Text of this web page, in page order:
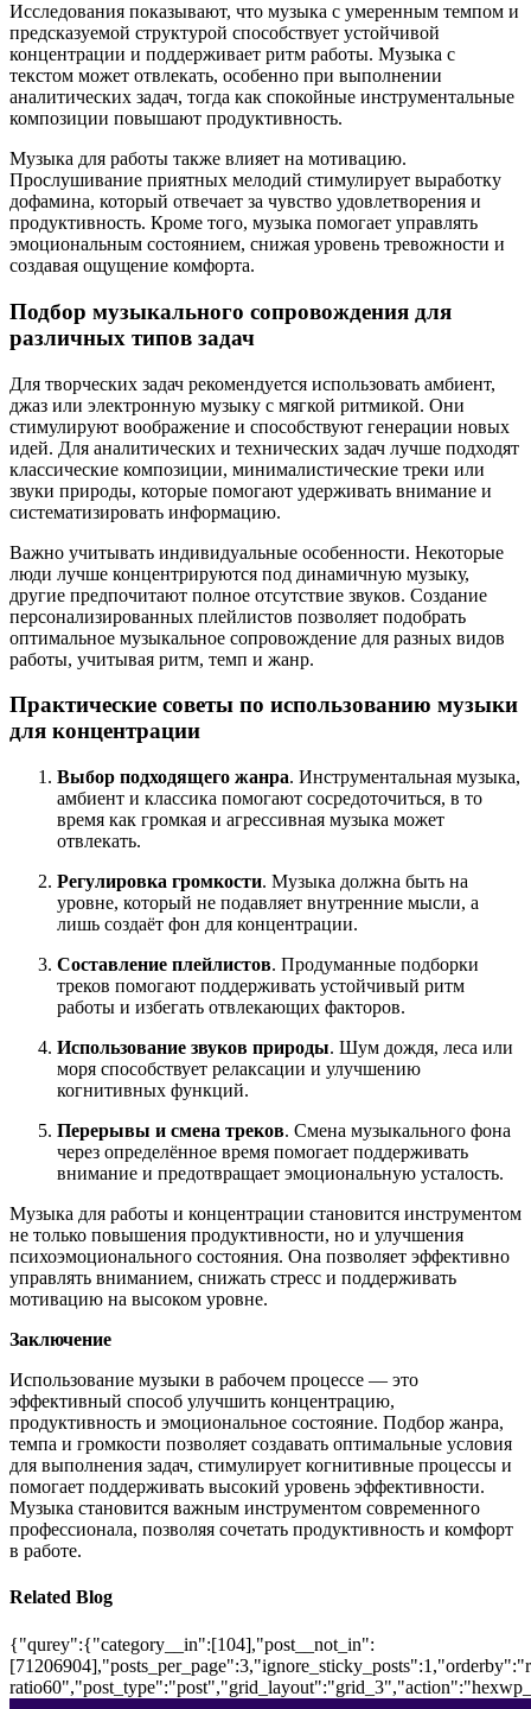
Исследования показывают, что музыка с умеренным темпом и
предсказуемой структурой способствует устойчивой
концентрации и поддерживает ритм работы. Музыка с
текстом может отвлекать, особенно при выполнении
аналитических задач, тогда как спокойные инструментальные
композиции повышают продуктивность.
Музыка для работы также влияет на мотивацию.
Прослушивание приятных мелодий стимулирует выработку
дофамина, который отвечает за чувство удовлетворения и
продуктивность. Кроме того, музыка помогает управлять
эмоциональным состоянием, снижая уровень тревожности и
создавая ощущение комфорта.
Подбор музыкального сопровождения для
различных типов задач
Для творческих задач рекомендуется использовать амбиент,
джаз или электронную музыку с мягкой ритмикой. Они
стимулируют воображение и способствуют генерации новых
идей. Для аналитических и технических задач лучше подходят
классические композиции, минималистические треки или
звуки природы, которые помогают удерживать внимание и
систематизировать информацию.
Важно учитывать индивидуальные особенности. Некоторые
люди лучше концентрируются под динамичную музыку,
другие предпочитают полное отсутствие звуков. Создание
персонализированных плейлистов позволяет подобрать
оптимальное музыкальное сопровождение для разных видов
работы, учитывая ритм, темп и жанр.
Практические советы по использованию музыки
для концентрации
Выбор подходящего жанра. Инструментальная музыка,
амбиент и классика помогают сосредоточиться, в то
время как громкая и агрессивная музыка может
отвлекать.
Регулировка громкости. Музыка должна быть на
уровне, который не подавляет внутренние мысли, а
лишь создаёт фон для концентрации.
Составление плейлистов. Продуманные подборки
треков помогают поддерживать устойчивый ритм
работы и избегать отвлекающих факторов.
Использование звуков природы. Шум дождя, леса или
моря способствует релаксации и улучшению
когнитивных функций.
Перерывы и смена треков. Смена музыкального фона
через определённое время помогает поддерживать
внимание и предотвращает эмоциональную усталость.
Музыка для работы и концентрации становится инструментом
не только повышения продуктивности, но и улучшения
психоэмоционального состояния. Она позволяет эффективно
управлять вниманием, снижать стресс и поддерживать
мотивацию на высоком уровне.
Заключение
Использование музыки в рабочем процессе — это
эффективный способ улучшить концентрацию,
продуктивность и эмоциональное состояние. Подбор жанра,
темпа и громкости позволяет создавать оптимальные условия
для выполнения задач, стимулирует когнитивные процессы и
помогает поддерживать высокий уровень эффективности.
Музыка становится важным инструментом современного
профессионала, позволяя сочетать продуктивность и комфорт
в работе.
Related Blog
{"qurey":{"category__in":[104],"post__not_in":